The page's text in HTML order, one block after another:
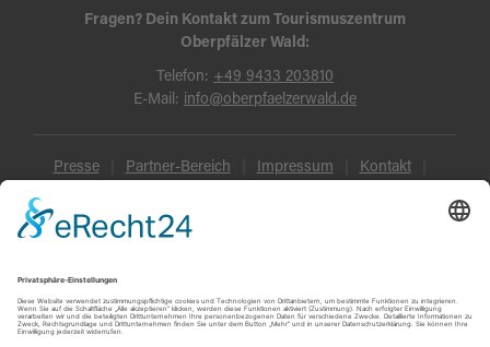
Fragen? Dein Kontakt zum Tourismuszentrum
Oberpfälzer Wald:
Telefon: +49 9433 203810
E-Mail: info@oberpfaelzerwald.de
Presse Partner-Bereich Impressum Kontakt
Datenschutz